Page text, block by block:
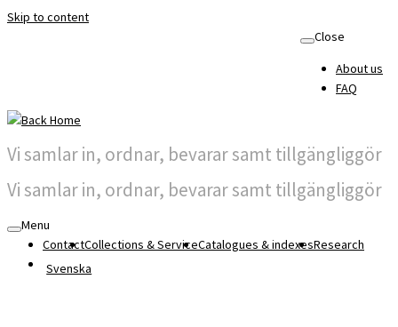
Skip to content
Close
About us
FAQ
Vi samlar in, ordnar, bevarar samt tillgängliggör
Vi samlar in, ordnar, bevarar samt tillgängliggör
Menu
ContactCollections & ServiceCatalogues & indexesResearch
Svenska